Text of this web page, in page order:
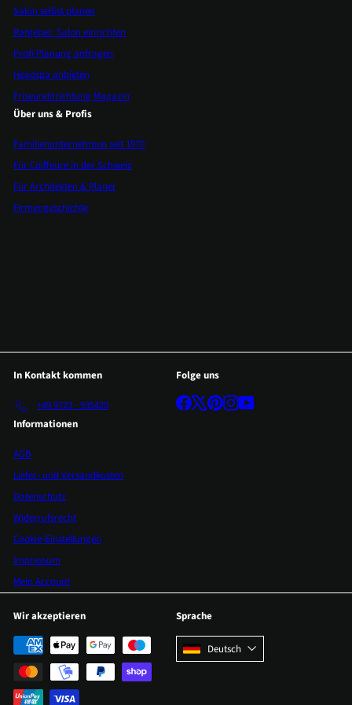
Salon selbst planen
Ratgeber: Salon einrichten
Profi Planung anfragen
Headspa anbieten
Friseureinrichtung Magazin
Über uns & Profis
Familienunternehmen seit 1970
Für Coiffeure in der Schweiz
Für Architekten & Planer
Firmengeschichte
In Kontakt kommen
+49 9723 - 935420
Folge uns
Facebook
X PinterestInstagram
YouTube
Informationen
AGB
Liefer- und Versandkosten
Datenschutz
Widerrufsrecht
Cookie-Einstellungen
Impressum
Mein Account
Wir akzeptieren Sprache
Deutsch